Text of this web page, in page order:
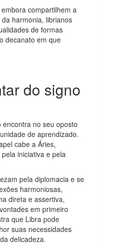
compartilhem a
harmonia, librianos
de formas
decanato em que
do signo
no seu oposto
de aprendizado.
cabe a Áries,
iniciativa e pela
pela diplomacia e se
harmoniosas,
direta e assertiva,
em primeiro
que Libra pode
suas necessidades
delicadeza.